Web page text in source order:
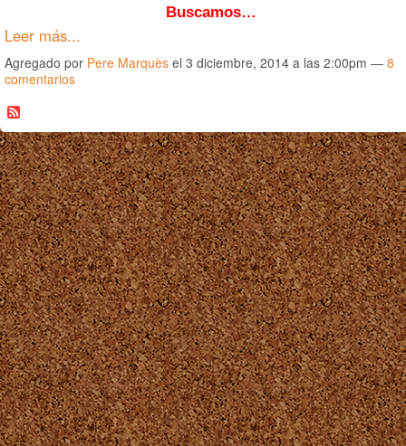
Buscamos…
Leer más...
Agregado por Pere Marquès el 3 diciembre, 2014 a las 2:00pm — 8
comentarios